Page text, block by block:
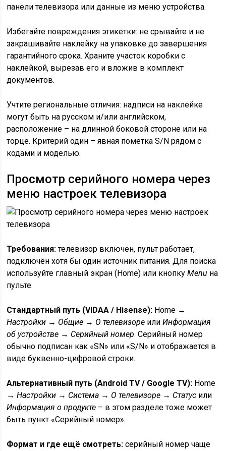
панели телевизора или данные из меню устройства.
Избегайте повреждения этикетки: не срывайте и не
закрашивайте наклейку на упаковке до завершения
гарантийного срока. Храните участок коробки с
наклейкой, вырезав его и вложив в комплект
документов.
Учтите региональные отличия: надписи на наклейке
могут быть на русском и/или английском,
расположение – на длинной боковой стороне или на
торце. Критерий один – явная пометка S/N рядом с
кодами и моделью.
Просмотр серийного номера через
меню настроек телевизора
Требования:телевизор включён, пульт работает,
подключён хотя бы один источник питания. Для поиска
используйте главный экран (Home) или кнопкуMenu на
пульте.
Стандартный путь (VIDAA / Hisense): Home →
Настройки → Общие → О телевизоре илиИнформация
об устройстве → Серийный номер. Серийный номер
обычно подписан как «SN» или «S/N» и отображается в
виде буквенно-цифровой строки.
Альтернативный путь (Android TV / Google TV): Home
→Настройки → Система → О телевизоре → Статус или
Информация о продукте – в этом разделе тоже может
быть пункт «Серийный номер».
Формат и где ещё смотреть: серийный номер чаще